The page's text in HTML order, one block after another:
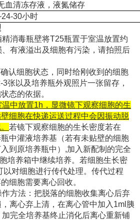
血清冻存液，液氮储存
30小时
消毒瓶壁将T25瓶置于室温放置约
有液溢出及细胞有污染，请拍照后
认细胞状态，同时给刚收到的细胞
张以及培养瓶外观照片一张留存，
态的依据。
中放置1h，显微镜下观察细胞的生
细胞在快递运送过程中会因振动脱
若镜下观察细胞的生长密度若在
中灌液培养基（若有未贴壁的细胞
到原培养瓶中）,加入新配制的完全
培养箱中继续培养。若细胞生长密
以对细胞进行传代处理。传代过程
细胞需要离心回收。
方法：把脱落的细胞收集离心后弃
，离心弃上清，在离心管中加入1ml胰
完全培养基终止消化后离心重新铺